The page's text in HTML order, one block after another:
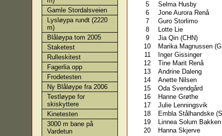
Gamle Stordalsveien
Lysløypa rundt (2220
m)
Blåløypa tom 2005
Staketest
Rulleskitest
Fagerlia opp
Frodetesten
Ny Blåløype fra 2006
Testløype for
skiskyttere
Kinetesten
3000 m bane på
Vardetun
5
Selma Husby
6
Jone Aurora Renå
7
Guro Storlimo
8
Lotte Lie
9
Jia Qin (CHN)
10
Marika Magnussen
11
Inger Gissinger
12
Tine Marit Renå
13
Andrine Daleng
14
Anette Nilsen
15
Oda Svendgård
16
Hanne Grøthe
17
Julie Lenningsvik
18
Embla Stålhandske
19
Linnea Solum Bakken
20
Hanna Skjerve